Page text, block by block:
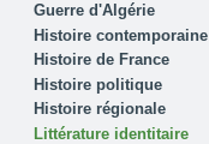
Guerre d'Algérie
Histoire contemporaine
Histoire de France
Histoire politique
Histoire régionale
Littérature identitaire